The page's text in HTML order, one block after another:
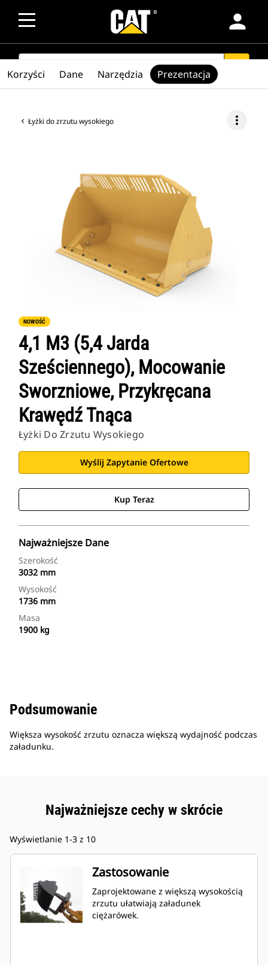
person
SEARCH
Łyżki do zrzutu wysokiego more_vert
NOWOŚĆ
4,1 M3 (5,4 Jarda
Sześciennego), Mocowanie
Sworzniowe, Przykręcana
Krawędź Tnąca
Łyżki Do Zrzutu Wysokiego
Wyślij Zapytanie Ofertowe
Kup Teraz
Najważniejsze Dane
Szerokość
3032 mm
Wysokość
1736 mm
Masa
1900 kg
Korzyści Dane Narzędzia Prezentacja
Podsumowanie
Większa wysokość zrzutu oznacza większą wydajność podczas
załadunku.
Najważniejsze cechy w skrócie
Wyświetlanie 1-3 z 10
Zastosowanie
Zaprojektowane z większą wysokością
zrzutu ułatwiają załadunek
ciężarówek.